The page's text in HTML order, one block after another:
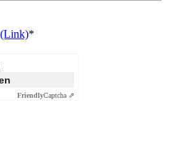
(Link)*
FriendlyCaptcha ⇗